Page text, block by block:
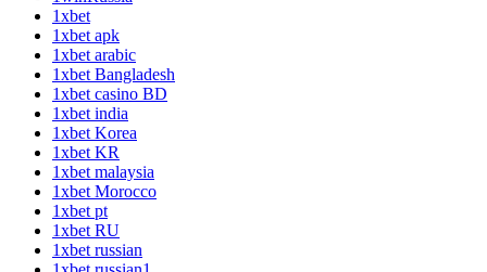
1xbet
1xbet apk
1xbet arabic
1xbet Bangladesh
1xbet casino BD
1xbet india
1xbet Korea
1xbet KR
1xbet malaysia
1xbet Morocco
1xbet pt
1xbet RU
1xbet russian